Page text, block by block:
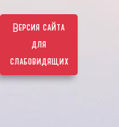
Версия сайта
для
слабовидящих